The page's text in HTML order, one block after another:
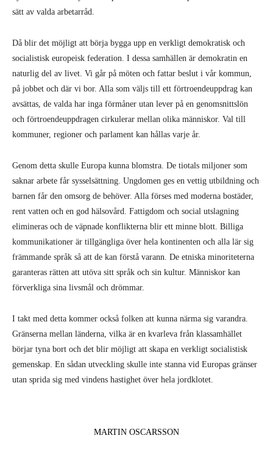
sätt av valda arbetarråd.
Då blir det möjligt att börja bygga upp en verkligt demokratisk och
socialistisk europeisk federation. I dessa samhällen är demokratin en
naturlig del av livet. Vi går på möten och fattar beslut i vår kommun,
på jobbet och där vi bor. Alla som väljs till ett förtroendeuppdrag kan
avsättas, de valda har inga förmåner utan lever på en genomsnittslön
och förtroendeuppdragen cirkulerar mellan olika människor. Val till
kommuner, regioner och parlament kan hållas varje år.
Genom detta skulle Europa kunna blomstra. De tiotals miljoner som
saknar arbete får sysselsättning. Ungdomen ges en vettig utbildning och
barnen får den omsorg de behöver. Alla förses med moderna bostäder,
rent vatten och en god hälsovård. Fattigdom och social utslagning
elimineras och de väpnade konflikterna blir ett minne blott. Billiga
kommunikationer är tillgängliga över hela kontinenten och alla lär sig
främmande språk så att de kan förstå varann. De etniska minoriteterna
garanteras rätten att utöva sitt språk och sin kultur. Människor kan
förverkliga sina livsmål och drömmar.
I takt med detta kommer också folken att kunna närma sig varandra.
Gränserna mellan länderna, vilka är en kvarleva från klassamhället
börjar tyna bort och det blir möjligt att skapa en verkligt socialistisk
gemenskap. En sådan utveckling skulle inte stanna vid Europas gränser
utan sprida sig med vindens hastighet över hela jordklotet.
MARTIN OSCARSSON